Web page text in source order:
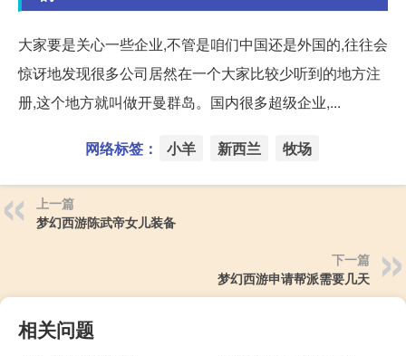
大家要是关心一些企业,不管是咱们中国还是外国的,往往会
惊讶地发现很多公司居然在一个大家比较少听到的地方注
册,这个地方就叫做开曼群岛。国内很多超级企业,...
网络标签： 小羊 新西兰 牧场
上一篇
梦幻西游陈武帝女儿装备
下一篇
梦幻西游申请帮派需要几天
相关问题